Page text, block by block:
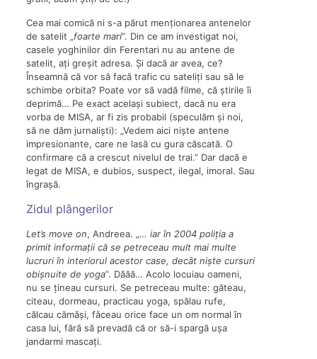
Cea mai comică ni s-a părut menționarea antenelor
de satelit „foarte mari”. Din ce am investigat noi,
casele yoghinilor din Ferentari nu au antene de
satelit, ați greșit adresa. Și dacă ar avea, ce?
Înseamnă că vor să facă trafic cu sateliți sau să le
schimbe orbita? Poate vor să vadă filme, că știrile îi
deprimă… Pe exact același subiect, dacă nu era
vorba de MISA, ar fi zis probabil (speculăm și noi,
să ne dăm jurnaliști): „Vedem aici niște antene
impresionante, care ne lasă cu gura căscată. O
confirmare că a crescut nivelul de trai.” Dar dacă e
legat de MISA, e dubios, suspect, ilegal, imoral. Sau
îngrașă.
Zidul plângerilor
Let’s move on, Andreea. „… iar în 2004 poliția a
primit informații că se petreceau mult mai multe
lucruri în interiorul acestor case, decât niște cursuri
obișnuite de yoga”. Dăăă… Acolo locuiau oameni,
nu se țineau cursuri. Se petreceau multe: găteau,
citeau, dormeau, practicau yoga, spălau rufe,
călcau cămăși, făceau orice face un om normal în
casa lui, fără să prevadă că or să-i spargă ușa
jandarmi mascați.